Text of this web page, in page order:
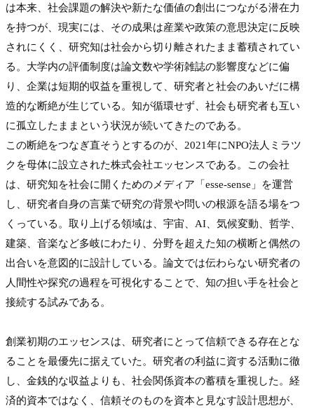
は本来、社会課題の解決や新たな価値の創出につながる潜在力
を持つが、現実には、その成果は産業や政策の意思決定に反映
されにくく、研究知は社会から切り離されたまま蓄積されてい
る。大学内の評価制度は論文数や学術雑誌の影響度などに偏
り、企業は短期的収益を重視して、研究者と社会のあいだに構
造的な断絶が生じている。知が循環せず、社会も研究者も互い
に孤立したままという状況が続いてきたのである。
この断絶をつなぎ直そうとするのが、2021年にNPO法人ミラツ
クを母体に設立された株式会社エッセンスである。この会社
は、研究知を社会に開くためのメディア「esse-sense」を運営
し、研究者自身の言葉で研究の背景や問いの根源を語る場をつ
くっている。取り上げる領域は、宇宙、AI、気候変動、哲学、
建築、音楽など多岐にわたり、分野を超えた知の横断と偶然の
出合いを意図的に設計している。論文では伝わらない研究者の
人間性や探究の過程を可視化することで、知の担い手を社会と
接続する試みである。
創業初期のエッセンスは、研究者にとって信頼できる存在とな
ることを最優先に据えていた。研究者の利益に資する活動に徹
し、金銭的な収益よりも、社会関係資本の蓄積を重視した。経
済的資本ではなく、信頼そのものを資本と見なす設計思想が、